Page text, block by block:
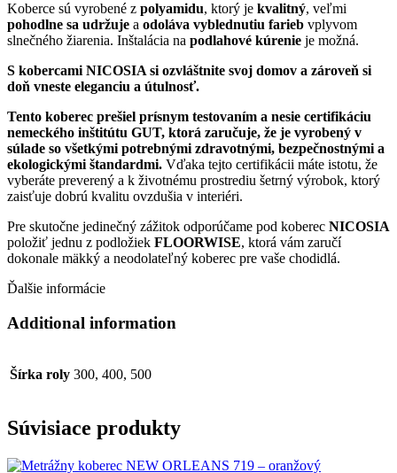
Koberce sú vyrobené z polyamidu, ktorý je kvalitný, veľmi
pohodlne sa udržuje a odoláva vyblednutiu farieb vplyvom
slnečného žiarenia. Inštalácia na podlahové kúrenie je možná.
S kobercami NICOSIA si ozvláštnite svoj domov a zároveň si
doň vneste eleganciu a útulnosť.
Tento koberec prešiel prísnym testovaním a nesie certifikáciu
nemeckého inštitútu GUT, ktorá zaručuje, že je vyrobený v
súlade so všetkými potrebnými zdravotnými, bezpečnostnými a
ekologickými štandardmi. Vďaka tejto certifikácii máte istotu, že
vyberáte preverený a k životnému prostrediu šetrný výrobok, ktorý
zaisťuje dobrú kvalitu ovzdušia v interiéri.
Pre skutočne jedinečný zážitok odporúčame pod koberec NICOSIA
položiť jednu z podložiek FLOORWISE, ktorá vám zaručí
dokonale mäkký a neodolateľný koberec pre vaše chodidlá.
Ďalšie informácie
Additional information
Šírka roly 300, 400, 500
Súvisiace produkty